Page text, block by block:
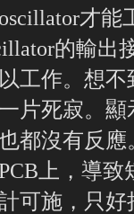
才能
的輸出
工作。想
片死寂。
都沒有反
上，導
可施，只